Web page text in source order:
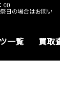
00
日の場合はお問い
一覧 買取